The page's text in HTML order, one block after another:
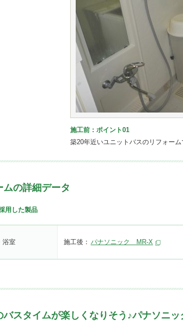
施工前：ポイント01
築20年近いユニットバスのリフォー
ムの詳細データ
用した製品
浴室 施工後： パナソニック MR-X
バスタイムが楽しくなりそう♪パナソニ